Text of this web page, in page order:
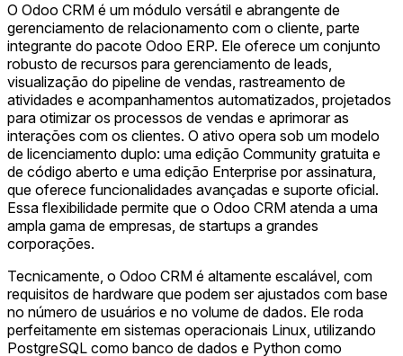
O Odoo CRM é um módulo versátil e abrangente de
gerenciamento de relacionamento com o cliente, parte
integrante do pacote Odoo ERP. Ele oferece um conjunto
robusto de recursos para gerenciamento de leads,
visualização do pipeline de vendas, rastreamento de
atividades e acompanhamentos automatizados, projetados
para otimizar os processos de vendas e aprimorar as
interações com os clientes. O ativo opera sob um modelo
de licenciamento duplo: uma edição Community gratuita e
de código aberto e uma edição Enterprise por assinatura,
que oferece funcionalidades avançadas e suporte oficial.
Essa flexibilidade permite que o Odoo CRM atenda a uma
ampla gama de empresas, de startups a grandes
corporações.
Tecnicamente, o Odoo CRM é altamente escalável, com
requisitos de hardware que podem ser ajustados com base
no número de usuários e no volume de dados. Ele roda
perfeitamente em sistemas operacionais Linux, utilizando
PostgreSQL como banco de dados e Python como